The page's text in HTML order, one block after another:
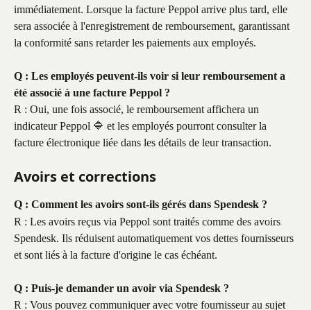
immédiatement. Lorsque la facture Peppol arrive plus tard, elle
sera associée à l'enregistrement de remboursement, garantissant
la conformité sans retarder les paiements aux employés.
Q : Les employés peuvent-ils voir si leur remboursement a
été associé à une facture Peppol ?
R : Oui, une fois associé, le remboursement affichera un
indicateur Peppol 🔷 et les employés pourront consulter la
facture électronique liée dans les détails de leur transaction.
Avoirs et corrections
Q : Comment les avoirs sont-ils gérés dans Spendesk ?
R : Les avoirs reçus via Peppol sont traités comme des avoirs
Spendesk. Ils réduisent automatiquement vos dettes fournisseurs
et sont liés à la facture d'origine le cas échéant.
Q : Puis-je demander un avoir via Spendesk ?
R : Vous pouvez communiquer avec votre fournisseur au sujet